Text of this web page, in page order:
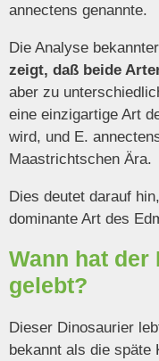
annectens genannte.
Die Analyse
zeigt, daß beide
aber zu
eine einzigartige Art
wird, und E.
Maastrichtschen Ära.
Dies deutet darauf
dominante Art des
Wann hat der
gelebt?
Dieser Dinosaurier
bekannt als die späte